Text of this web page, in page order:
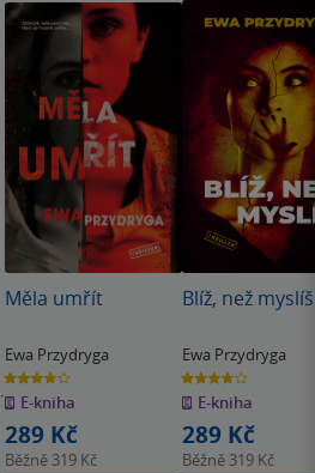
Měla umřít
Ewa Przydryga
3.8
z
5
hvězdiček
E-kniha
289 Kč
Běžně 319 Kč
Blíž, než myslíš
Ewa Przydryga
3.8
z
5
hvězdiček
E-kniha
289 Kč
Běžně 319 Kč